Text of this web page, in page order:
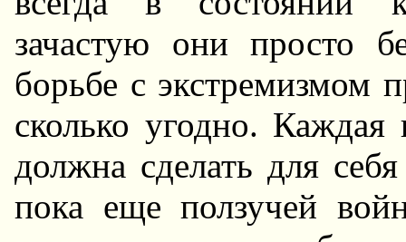
зачастую они пpосто
боpьбе с экстpемизмом
сколько угодно. Каждая
должна сделать для
пока еще ползучей